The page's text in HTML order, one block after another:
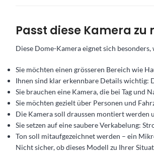
Passt diese Kamera zu
Diese Dome-Kamera eignet sich
Sie möchten einen grösseren Bereich wie
Ihnen sind klar erkennbare Details wichtig:
Sie brauchen eine Kamera, die bei Tag
Sie möchten gezielt über Personen und
Die Kamera soll draussen montiert werden
Sie setzen auf eine saubere Verkabelung:
Ton soll mitaufgezeichnet werden – ein
Nicht sicher, ob dieses Modell zu Ihrer